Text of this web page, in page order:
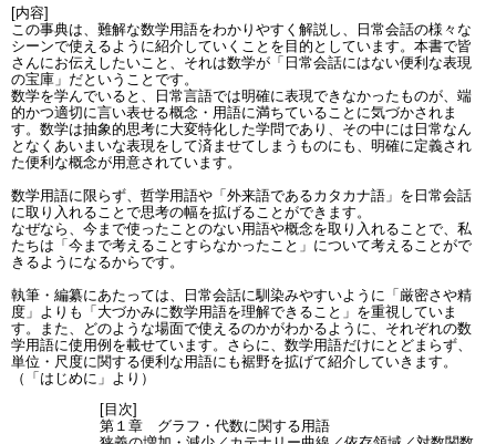
[内容]
この事典は、難解な数学用語をわかりやすく解説し、日常会話の様々な
シーンで使えるように紹介していくことを目的としています。本書で皆
さんにお伝えしたいこと、それは数学が「日常会話にはない便利な表現
の宝庫」だということです。
数学を学んでいると、日常言語では明確に表現できなかったものが、端
的かつ適切に言い表せる概念・用語に満ちていることに気づかされま
す。数学は抽象的思考に大変特化した学問であり、その中には日常なん
となくあいまいな表現をして済ませてしまうものにも、明確に定義され
た便利な概念が用意されています。
数学用語に限らず、哲学用語や「外来語であるカタカナ語」を日常会話
に取り入れることで思考の幅を拡げることができます。
なぜなら、今まで使ったことのない用語や概念を取り入れることで、私
たちは「今まで考えることすらなかったこと」について考えることがで
きるようになるからです。
執筆・編纂にあたっては、日常会話に馴染みやすいように「厳密さや精
度」よりも「大づかみに数学用語を理解できること」を重視していま
す。また、どのような場面で使えるのかがわかるように、それぞれの数
学用語に使用例を載せています。さらに、数学用語だけにとどまらず、
単位・尺度に関する便利な用語にも裾野を拡げて紹介していきます。
（「はじめに」より）
[目次]
第１章 グラフ・代数に関する用語